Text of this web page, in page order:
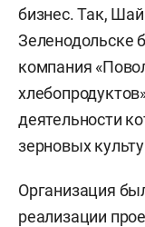
бизнес. Так,
Зеленодольске
компания
деятельности
зерновых
Организация
реализации